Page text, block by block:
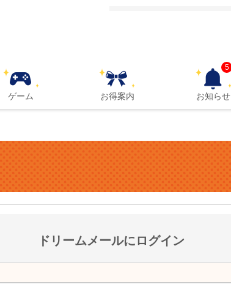
ゲーム お得案内 お知らせ
5
ドリームメールにログイン